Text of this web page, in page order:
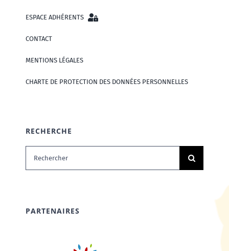
ESPACE ADHÉRENTS
CONTACT
MENTIONS LÉGALES
CHARTE DE PROTECTION DES DONNÉES PERSONNELLES
RECHERCHE
Rechercher:
PARTENAIRES